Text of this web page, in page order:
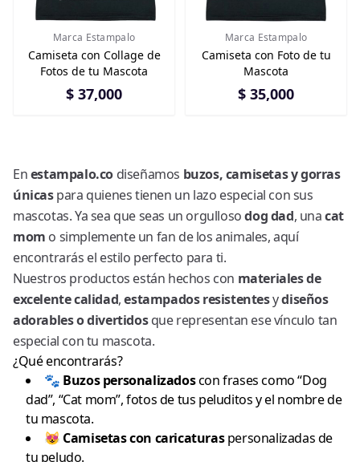
Marca Estampalo
Camiseta con Collage de
Fotos de tu Mascota
$ 37,000
Marca Estampalo
Camiseta con Foto de tu
Mascota
$ 35,000
Enestampalo.co diseñamos buzos, camisetas y gorras
únicaspara quienes tienen un lazo especial con sus
mascotas. Ya sea que seas un orgullosodog dad, unacat
mom o simplemente un fan de los animales, aquí
encontrarás el estilo perfecto para ti.
Nuestros productos están hechos con materiales de
excelente calidad,estampados resistentesydiseños
adorables o divertidosque representan ese vínculo tan
especial con tu mascota.
¿Qué encontrarás?
🐾 Buzos personalizadoscon frases como “Dog
dad”, “Cat mom”, fotos de tus peluditos y el nombre de
tu mascota.
😻 Camisetas con caricaturaspersonalizadas de
tu peludo.